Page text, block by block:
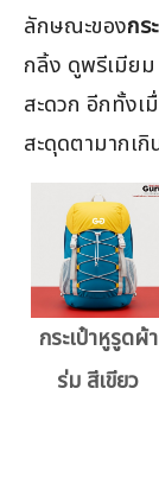
ลักษณะของกร
กลิ้ง ดูพรีเมีย
สะดวก อีกทั้งเ
สะดุดตามากเกิ
กระเป๋าหูรูดผ้า
ร่ม สีเขียว